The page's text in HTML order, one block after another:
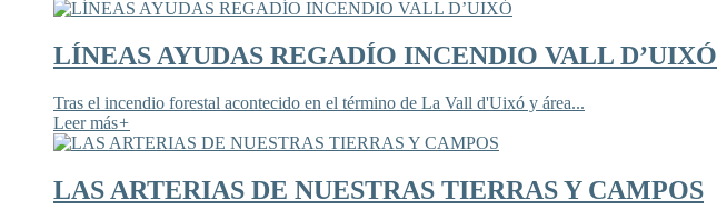
LÍNEAS AYUDAS REGADÍO INCENDIO VALL D’UIXÓ
Tras el incendio forestal acontecido en el término de La Vall d'Uixó y área...
Leer más+
LAS ARTERIAS DE NUESTRAS TIERRAS Y CAMPOS